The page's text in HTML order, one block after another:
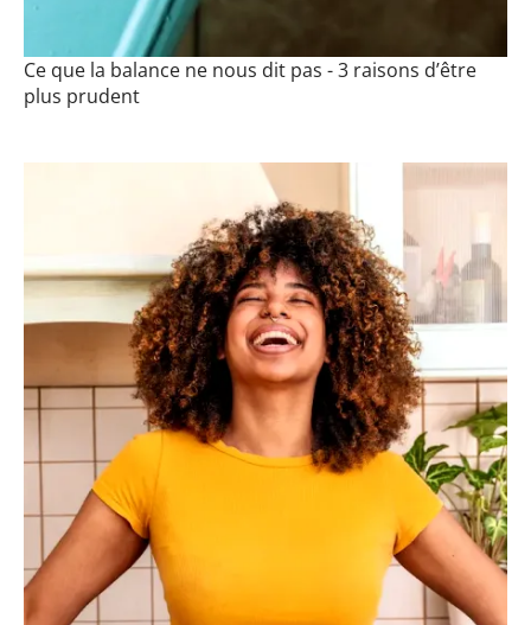
Ce que la balance ne nous dit pas - 3 raisons d’être
plus prudent